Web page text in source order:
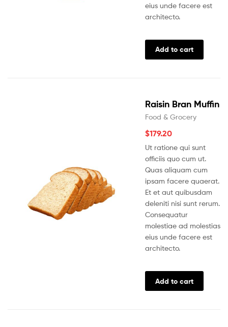
eius unde facere est
architecto.
Add to cart
Raisin Bran Muffin
Food & Grocery
$179.20
Ut ratione qui sunt
officiis quo cum ut.
Quas aliquam cum
ipsam facere quaerat.
Et et aut quibusdam
deleniti nisi sunt rerum.
Consequatur
molestiae ad molestias
eius unde facere est
architecto.
Add to cart